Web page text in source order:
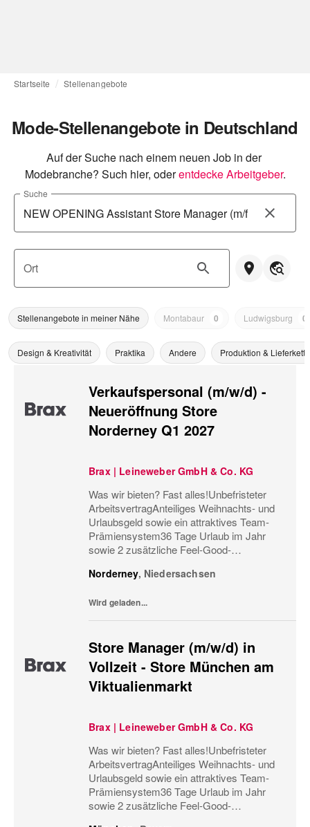
Startseite Stellenangebote
Mode-Stellenangebote in Deutschland
Auf der Suche nach einem neuen Job in der
Modebranche? Such hier, oderentdecke Arbeitgeber.
Suche
Ort
Stellenangebote in meiner Nähe Montabaur 0 Ludwigsburg 0
Design & Kreativität Praktika Andere Produktion & Lieferkette
Verkaufspersonal (m/w/d) -
Neueröffnung Store
Norderney Q1 2027
Brax | Leineweber GmbH & Co. KG
Was wir bieten? Fast alles!Unbefristeter
ArbeitsvertragAnteiliges Weihnachts- und
Urlaubsgeld sowie ein attraktives Team-
Prämiensystem36 Tage Urlaub im Jahr
sowie 2 zusätzliche Feel-Good-
Personaleinsatzplanung und eine
zu 60%...
Norderney, Niedersachsen
Wird geladen...
Store Manager (m/w/d) in
Vollzeit - Store München am
Viktualienmarkt
Brax | Leineweber GmbH & Co. KG
Was wir bieten? Fast alles!Unbefristeter
ArbeitsvertragAnteiliges Weihnachts- und
Urlaubsgeld sowie ein attraktives Team-
Prämiensystem36 Tage Urlaub im Jahr
sowie 2 zusätzliche Feel-Good-